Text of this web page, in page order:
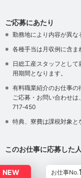
ご応募にあたり
勤務地により内容が異な
各種手当は月収例に含ま
日総工産スタッフとし
用期間となります。
有料職業紹介のお仕事の
ご応募・お問い合わせ
717‐450
特典、寮費は課税対象と
このお仕事に応募した
NEW お仕事No.